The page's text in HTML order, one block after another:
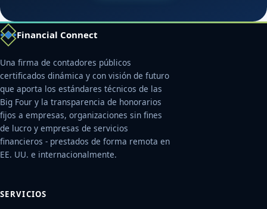
Financial Connect
Una firma de contadores públicos
certificados dinámica y con visión de futuro
que aporta los estándares técnicos de las
Big Four y la transparencia de honorarios
fijos a empresas, organizaciones sin fines
de lucro y empresas de servicios
financieros - prestados de forma remota en
EE. UU. e internacionalmente.
SERVICIOS